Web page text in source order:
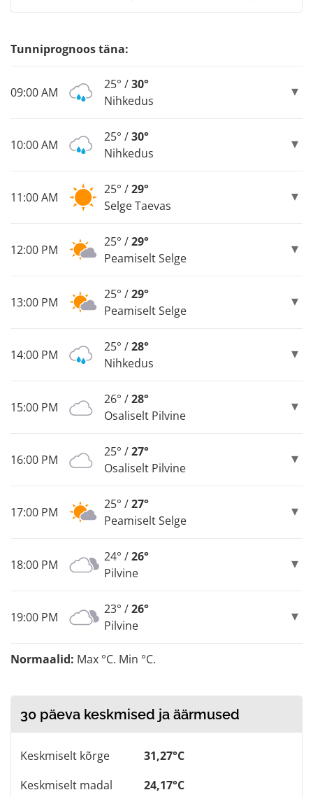
Tunniprognoos täna:
09:00 AM
25° /30°
Nihkedus
10:00 AM
25° /30°
Nihkedus
11:00 AM
25° /29°
Selge Taevas
12:00 PM
25° /29°
Peamiselt Selge
13:00 PM
25° /29°
Peamiselt Selge
14:00 PM
25° /28°
Nihkedus
15:00 PM
26° /28°
Osaliselt Pilvine
16:00 PM
25° /27°
Osaliselt Pilvine
17:00 PM
25° /27°
Peamiselt Selge
18:00 PM
24° /26°
Pilvine
19:00 PM
23° /26°
Pilvine
Normaalid: Max °C. Min °C.
30 päeva keskmised ja äärmused
Keskmiselt kõrge
31,27°C
Keskmiselt madal
24,17°C